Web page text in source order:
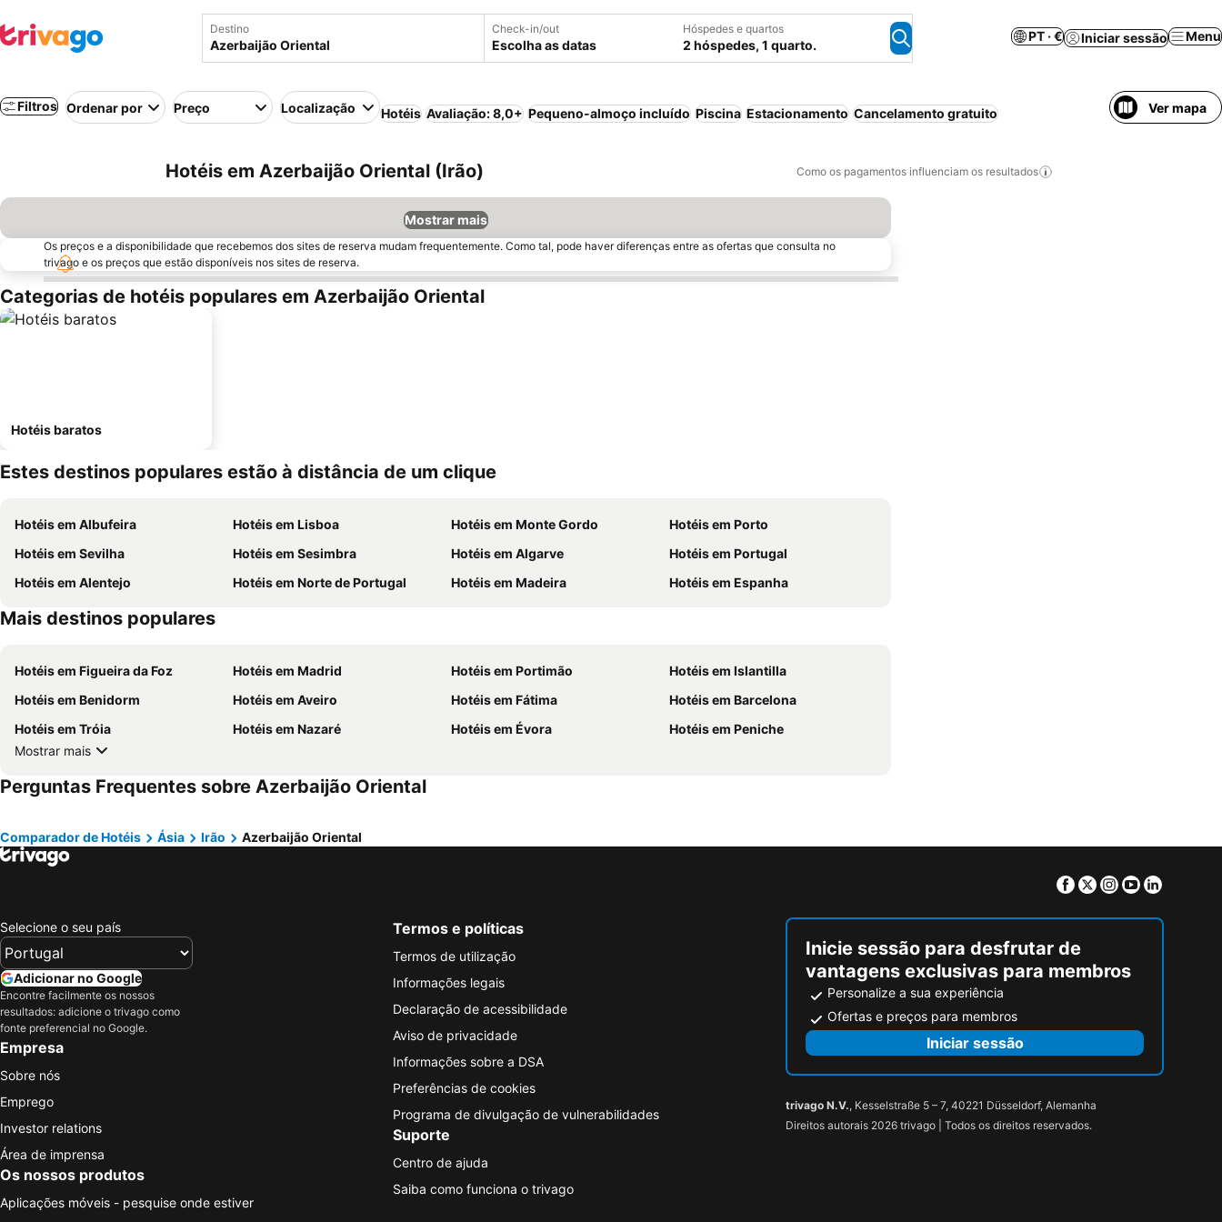
Destino Check-in/out
Escolha as datas
Hóspedes e quartos
2 hóspedes, 1 quarto.
PT · € Iniciar sessão Menu
Filtros Ordenar por Preço Localização Hotéis Avaliação: 8,0+ Pequeno-almoço incluído Piscina Estacionamento Cancelamento gratuito Ver mapa
Hotéis em Azerbaijão Oriental (Irão) Como os pagamentos influenciam os resultados
Mostrar mais
Os preços e a disponibilidade que recebemos dos sites de reserva mudam frequentemente. Como tal, pode haver diferenças entre as ofertas que consulta no
trivago e os preços que estão disponíveis nos sites de reserva.
Categorias de hotéis populares em Azerbaijão Oriental
Hotéis baratos
Estes destinos populares estão à distância de um clique
Hotéis em Albufeira Hotéis em Lisboa Hotéis em Monte Gordo
Hotéis em Porto
Hotéis em Sevilha
Hotéis em Sesimbra Hotéis em Algarve
Hotéis em Portugal
Hotéis em Alentejo
Hotéis em Norte de Portugal Hotéis em Madeira Hotéis em Espanha
Mais destinos populares
Hotéis em Figueira da Foz Hotéis em Madrid Hotéis em Portimão
Hotéis em Islantilla
Hotéis em Benidorm
Hotéis em Aveiro Hotéis em Fátima
Hotéis em Barcelona
Hotéis em Tróia
Hotéis em Nazaré Hotéis em Évora
Hotéis em Peniche
Mostrar mais
Perguntas Frequentes sobre Azerbaijão Oriental
Comparador de Hotéis Ásia Irão Azerbaijão Oriental
Facebook
TwitterInstagram
Youtube
Selecione o seu país
Adicionar no Google
Encontre facilmente os nossos
resultados: adicione o trivago como
fonte preferencial no Google.
Empresa
Sobre nós
Emprego
Investor relations
Área de imprensa
Os nossos produtos
Aplicações móveis - pesquise onde estiver
Termos e políticas
Termos de utilização
Informações legais
Declaração de acessibilidade
Aviso de privacidade
Informações sobre a DSA
Preferências de cookies
Programa de divulgação de vulnerabilidades
Suporte
Centro de ajuda
Saiba como funciona o trivago
Inicie sessão para desfrutar de
vantagens exclusivas para membros
Personalize a sua experiência
Ofertas e preços para membros
Iniciar sessão
trivago N.V., Kesselstraße 5 – 7, 40221 Düsseldorf, Alemanha
Direitos autorais 2026 trivago | Todos os direitos reservados.